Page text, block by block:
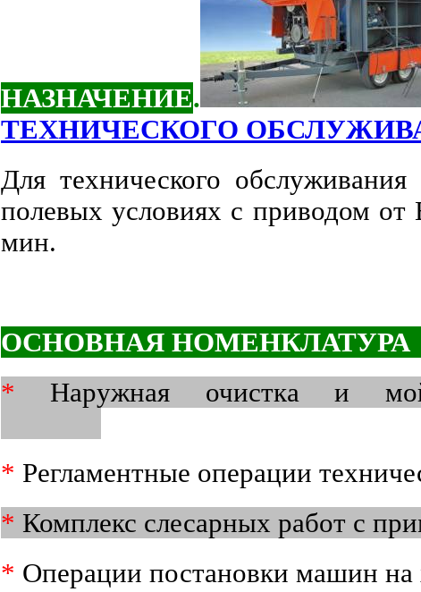
НАЗНАЧЕНИЕ.
ТЕХНИЧЕСКОГО
Для технического
полевых условиях с приводом
мин.
ОСНОВНАЯ НОМЕНКЛАТУРА
* Наружная
* Регламентные операции
* Комплекс слесарных работ с
* Операции постановки машин на